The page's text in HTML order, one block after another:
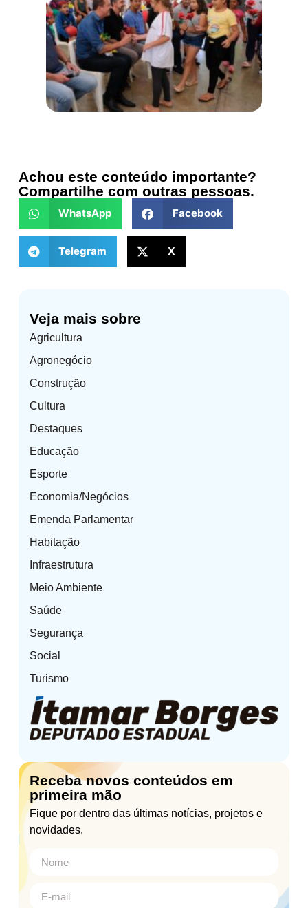
Veja mais sobre
Agricultura
Agronegócio
Construção
Cultura
Destaques
Educação
Esporte
Economia/Negócios
Emenda Parlamentar
Habitação
Infraestrutura
Meio Ambiente
Saúde
Segurança
Social
Turismo
Receba novos conteúdos em
primeira mão
Fique por dentro das últimas notícias, projetos e
novidades.
Achou este conteúdo importante?
Compartilhe com outras pessoas.
WhatsApp Facebook
Telegram X